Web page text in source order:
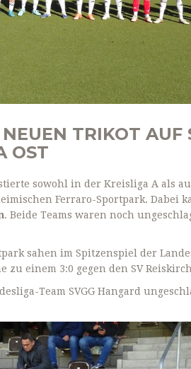
TRIKOT
OST
sowohl in der Kreisliga A als
Ferraro-Sportpark. Dabei
. Beide Teams waren noch
sahen im Spitzenspiel der
zu einem 3:0 gegen den SV
Team SVGG Hangard